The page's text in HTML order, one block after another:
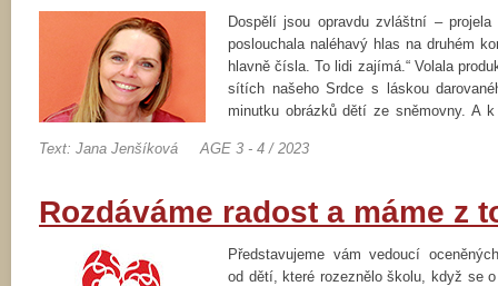
Dospělí jsou opravdu zvláštní –
poslouchala naléhavý hlas na druhém
hlavně čísla. To lidi zajímá.“ Volala
sítích našeho Srdce s láskou
minutku obrázků dětí ze sněmovny. A
Text: Jana Jenšíková
AGE 3 - 4 / 2023
Rozdáváme radost a máme z
Představujeme vám vedoucí
od dětí, které rozeznělo školu, když se